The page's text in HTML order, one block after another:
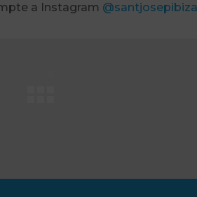
a Instagram @santjosepibiza